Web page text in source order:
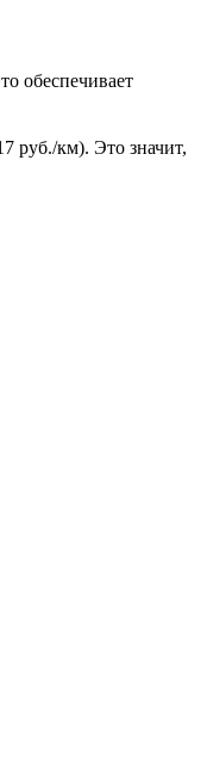
обеспечивает
руб./км). Это значит,